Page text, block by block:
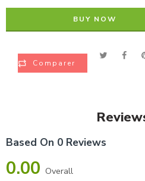
BUY NOW
Comparer
Based On 0 Reviews
0.00 Overall